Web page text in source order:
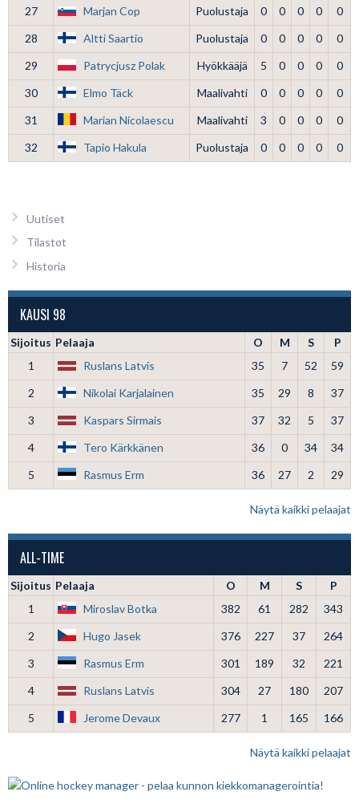
27
Marjan Cop Puolustaja 0 0 0 0
0
28
Altti Saartio Puolustaja 0 0 0 0
0
29
Patrycjusz Polak Hyökkääjä 5 0 0 0
0
30
Elmo Täck Maalivahti 0 0 0 0
0
31
Marian Nicolaescu Maalivahti 3 0 0 0
0
32
Tapio Hakula Puolustaja 0 0 0 0 0
Uutiset
Tilastot
Historia
KAUSI 98
Sijoitus Pelaaja O M S
P
1
Ruslans Latvis 35 7 52
59
2
Nikolai Karjalainen 35 29 8
37
3
Kaspars Sirmais 37 32 5
37
4
Tero Kärkkänen 36 0 34
34
5
Rasmus Erm 36 27 2 29
Näytä kaikki pelaajat
ALL-TIME
Sijoitus Pelaaja O M S
P
1
Miroslav Botka 382 61 282
343
2
Hugo Jasek 376 227 37
264
3
Rasmus Erm 301 189 32
221
4
Ruslans Latvis 304 27 180
207
5
Jerome Devaux 277 1 165 166
Näytä kaikki pelaajat